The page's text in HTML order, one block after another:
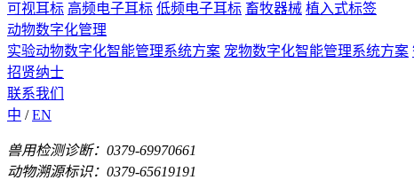
可视耳标 高频电子耳标 低频电子耳标 畜牧器械 植入式标签
动物数字化管理
实验动物数字化智能管理系统方案 宠物数字化智能管理系统方案
招贤纳士
联系我们
中 /EN
兽用检测诊断：0379-69970661
动物溯源标识：0379-65619191